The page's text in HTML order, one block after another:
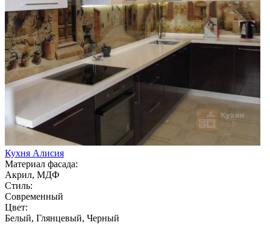
Кухня Алисия
Материал фасада:
Акрил, МДФ
Стиль:
Современный
Цвет:
Белый, Глянцевый, Черный